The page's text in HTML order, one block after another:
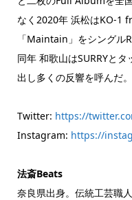
なく2020年 浜松はKO-1
「Maintain」をシングル
同年 和歌山はSURRYとタ
出し多くの反響を呼んだ
Twitter: https://
Instagram: https://
法斎Beats
奈良県出身。伝統工芸職